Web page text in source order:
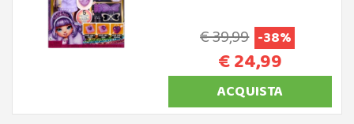
€ 39,99 -38%
€ 24,99
ACQUISTA